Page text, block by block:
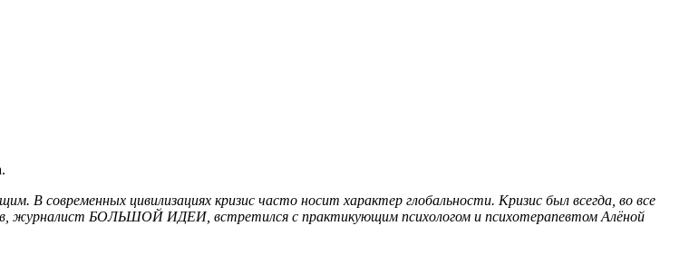
В современных цивилизациях кризис часто носит характер глобальности. Кризис был всегда, во все
журналист БОЛЬШОЙ ИДЕИ, встретился с практикующим психологом и психотерапевтом Алёной